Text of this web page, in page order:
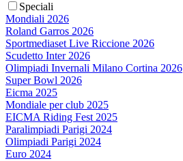
Speciali
Mondiali 2026
Roland Garros 2026
Sportmediaset Live Riccione 2026
Scudetto Inter 2026
Olimpiadi Invernali Milano Cortina 2026
Super Bowl 2026
Eicma 2025
Mondiale per club 2025
EICMA Riding Fest 2025
Paralimpiadi Parigi 2024
Olimpiadi Parigi 2024
Euro 2024